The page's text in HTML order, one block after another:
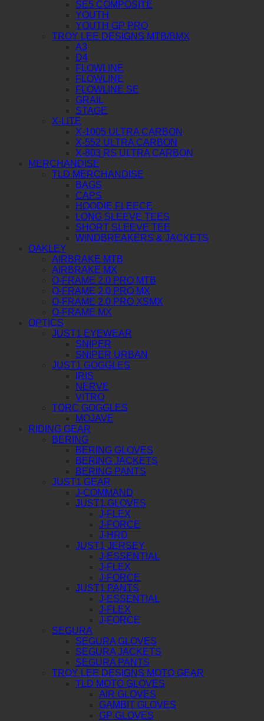
SE5 COMPOSITE
YOUTH
YOUTH GP PRO
TROY LEE DESIGNS MTB/BMX
A3
D4
FLOWLINE
FLOWLINE
FLOWLINE SE
GRAIL
STAGE
X-LITE
X-1005 ULTRA CARBON
X-552 ULTRA CARBON
X-803 RS ULTRA CARBON
MERCHANDISE
TLD MERCHANDISE
BAGS
CAPS
HOODIE FLEECE
LONG SLEEVE TEES
SHORT SLEEVE TEE
WINDBREAKERS & JACKETS
OAKLEY
AIRBRAKE MTB
AIRBRAKE MX
O-FRAME 2.0 PRO MTB
O-FRAME 2.0 PRO MX
O-FRAME 2.0 PRO XSMX
O-FRAME MX
OPTICS
JUST1 EYEWEAR
SNIPER
SNIPER URBAN
JUST1 GOGGLES
IRIS
NERVE
VITRO
TORC GOGGLES
MOJAVE
RIDING GEAR
BERING
BERING GLOVES
BERING JACKETS
BERING PANTS
JUST1 GEAR
J-COMMAND
JUST1 GLOVES
J-FLEX
J-FORCE
J-HRD
JUST1 JERSEY
J-ESSENTIAL
J-FLEX
J-FORCE
JUST1 PANTS
J-ESSENTIAL
J-FLEX
J-FORCE
SEGURA
SEGURA GLOVES
SEGURA JACKETS
SEGURA PANTS
TROY LEE DESIGNS MOTO GEAR
TLD MOTO GLOVES
AIR GLOVES
GAMBIT GLOVES
GP GLOVES